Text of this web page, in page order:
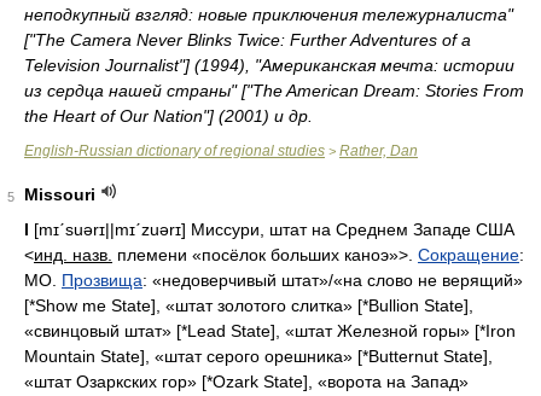
неподкупный взгляд: новые приключения тележурналиста"
["The Camera Never Blinks Twice: Further Adventures of a
Television Journalist"] (1994), "Американская мечта: истории
из сердца нашей страны" ["The American Dream: Stories From
the Heart of Our Nation"] (2001) и др.
English-Russian dictionary of regional studies > Rather, Dan
5
Missouri
I [mɪˊsuǝrɪ||mɪˊzuǝrɪ] Миссури, штат на Среднем Западе США
<инд. назв. племени «посёлок больших каноэ»>. Сокращение:
MO. Прозвища: «недоверчивый штат»/«на слово не верящий»
[*Show me State], «штат золотого слитка» [*Bullion State],
«свинцовый штат» [*Lead State], «штат Железной горы» [*Iron
Mountain State], «штат серого орешника» [*Butternut State],
«штат Озаркских гор» [*Ozark State], «ворота на Запад»